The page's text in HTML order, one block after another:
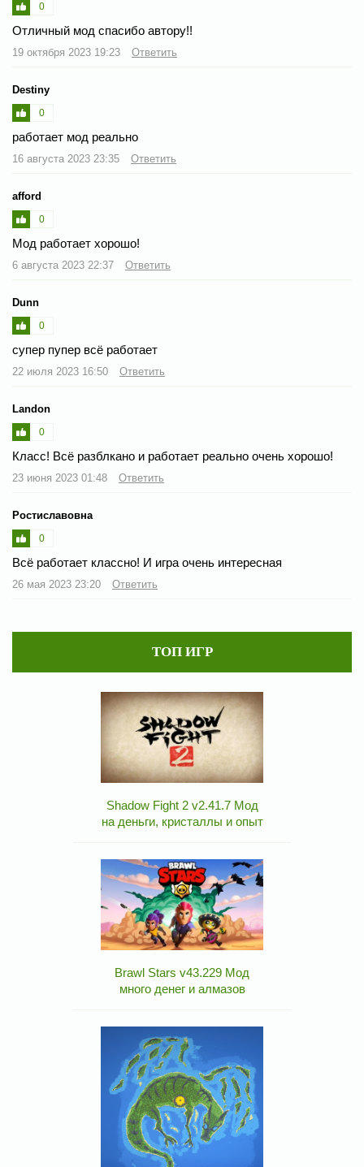
0
Отличный мод спасибо автору!!
19 октября 2023 19:23 Ответить
Destiny
0
работает мод реально
16 августа 2023 23:35 Ответить
afford
0
Мод работает хорошо!
6 августа 2023 22:37 Ответить
Dunn
0
супер пупер всё работает
22 июля 2023 16:50 Ответить
Landon
0
Класс! Всё разблкано и работает реально очень хорошо!
23 июня 2023 01:48 Ответить
Ростиславовна
0
Всё работает классно! И игра очень интересная
26 мая 2023 23:20 Ответить
ТОП ИГР
Shadow Fight 2 v2.41.7 Мод
на деньги, кристаллы и опыт
Brawl Stars v43.229 Мод
много денег и алмазов